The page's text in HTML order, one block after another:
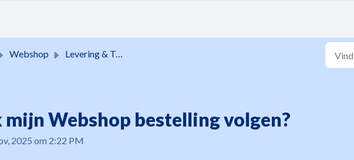
Webshop Levering & Tracking
mijn Webshop bestelling volgen?
2025 om 2:22 PM